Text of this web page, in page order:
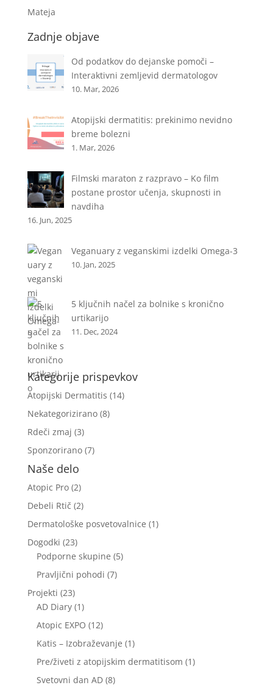
Mateja
Zadnje objave
Od podatkov do dejanske pomoči –
Interaktivni zemljevid dermatologov
10. Mar, 2026
Atopijski dermatitis: prekinimo nevidno
breme bolezni
1. Mar, 2026
Filmski maraton z razpravo – Ko film
postane prostor učenja, skupnosti in
navdiha
16. Jun, 2025
Veganuary z veganskimi izdelki Omega-3
10. Jan, 2025
5 ključnih načel za bolnike s kronično
urtikarijo
11. Dec, 2024
Kategorije prispevkov
Atopijski Dermatitis (14)
Nekategorizirano(8)
Rdeči zmaj (3)
Sponzorirano(7)
Naše delo
Atopic Pro(2)
Debeli Rtič (2)
Dermatološke posvetovalnice (1)
Dogodki (23)
Podporne skupine (5)
Pravljični pohodi (7)
Projekti (23)
AD Diary(1)
Atopic EXPO (12)
Katis – Izobraževanje (1)
Pre/živeti z atopijskim dermatitisom (1)
Svetovni dan AD(8)